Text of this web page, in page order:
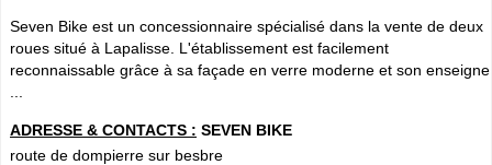
Seven Bike est un concessionnaire spécialisé dans la vente de deux
roues situé à Lapalisse. L'établissement est facilement
reconnaissable grâce à sa façade en verre moderne et son enseigne
...
ADRESSE & CONTACTS : SEVEN BIKE
route de dompierre sur besbre